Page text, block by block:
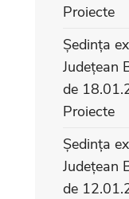
Proiecte
Ședința
Județean
de
Proiecte
Ședința
Județean
de